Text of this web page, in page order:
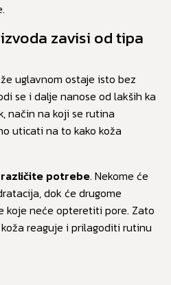
zavisi od tipa
uglavnom ostaje isto bez
se i dalje nanose od lakših ka
način na koji se rutina
uticati na to kako koža
različite potrebe. Nekome će
dok će drugome
koje neće opteretiti pore. Zato
reaguje i prilagoditi rutinu